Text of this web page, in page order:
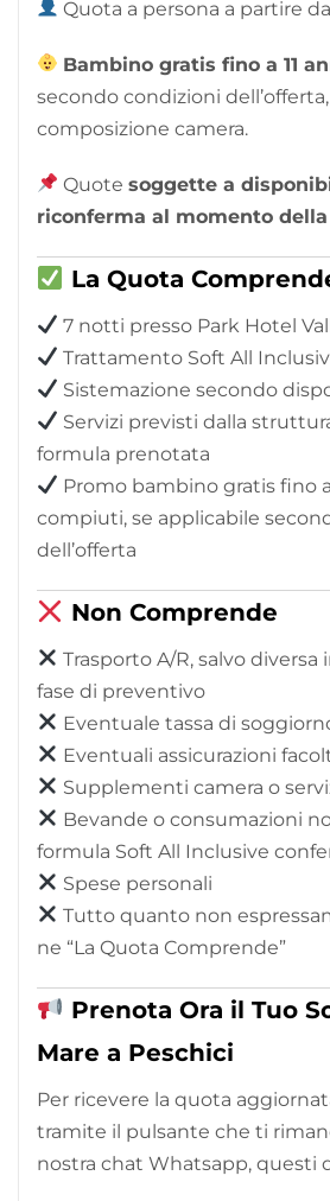
Quota a persona a partire
Bambino gratis fino a 11
secondo condizioni
composizione camera.
Quotesoggette a
riconferma al momento
La Quota
7 notti presso Park Hotel
Trattamento Soft All
Sistemazione secondo
Servizi previsti dalla
formula prenotata
Promo bambino gratis fino
compiuti, se applicabile
dell’offerta
Non Comprende
Trasporto A/R, salvo diversa
fase di preventivo
Eventuale tassa di
Eventuali assicurazioni
Supplementi camera o
Bevande o consumazioni
formula Soft All Inclusive
Spese personali
Tutto quanto non
ne “La Quota Comprende”
Prenota Ora il Tuo
Mare a Peschici
Per ricevere la quota
tramite il pulsante che ti
nostra chat Whatsapp, questi